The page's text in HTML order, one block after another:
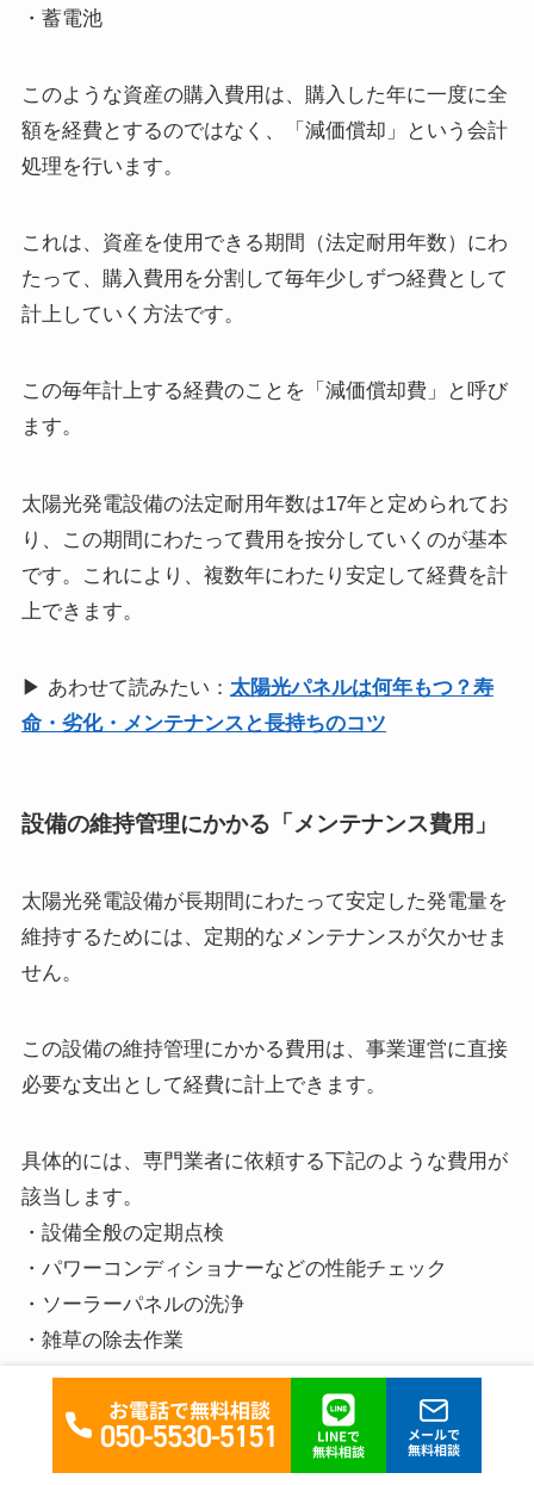
・蓄電池
このような資産の購入費用は、購入した年に一度に全
額を経費とするのではなく、「減価償却」という会計
処理を行います。
これは、資産を使用できる期間（法定耐用年数）にわ
たって、購入費用を分割して毎年少しずつ経費として
計上していく方法です。
この毎年計上する経費のことを「減価償却費」と呼び
ます。
太陽光発電設備の法定耐用年数は17年と定められてお
り、この期間にわたって費用を按分していくのが基本
です。これにより、複数年にわたり安定して経費を計
上できます。
▶ あわせて読みたい： 太陽光パネルは何年もつ？寿
命・劣化・メンテナンスと長持ちのコツ
設備の維持管理にかかる「メンテナンス費用」
太陽光発電設備が長期間にわたって安定した発電量を
維持するためには、定期的なメンテナンスが欠かせま
せん。
この設備の維持管理にかかる費用は、事業運営に直接
必要な支出として経費に計上できます。
具体的には、専門業者に依頼する下記のような費用が
該当します。
・設備全般の定期点検
・パワーコンディショナーなどの性能チェック
・ソーラーパネルの洗浄
・雑草の除去作業
・故障した際の修理費用
これらのメンテナンスを適切に行うことは、発電効率